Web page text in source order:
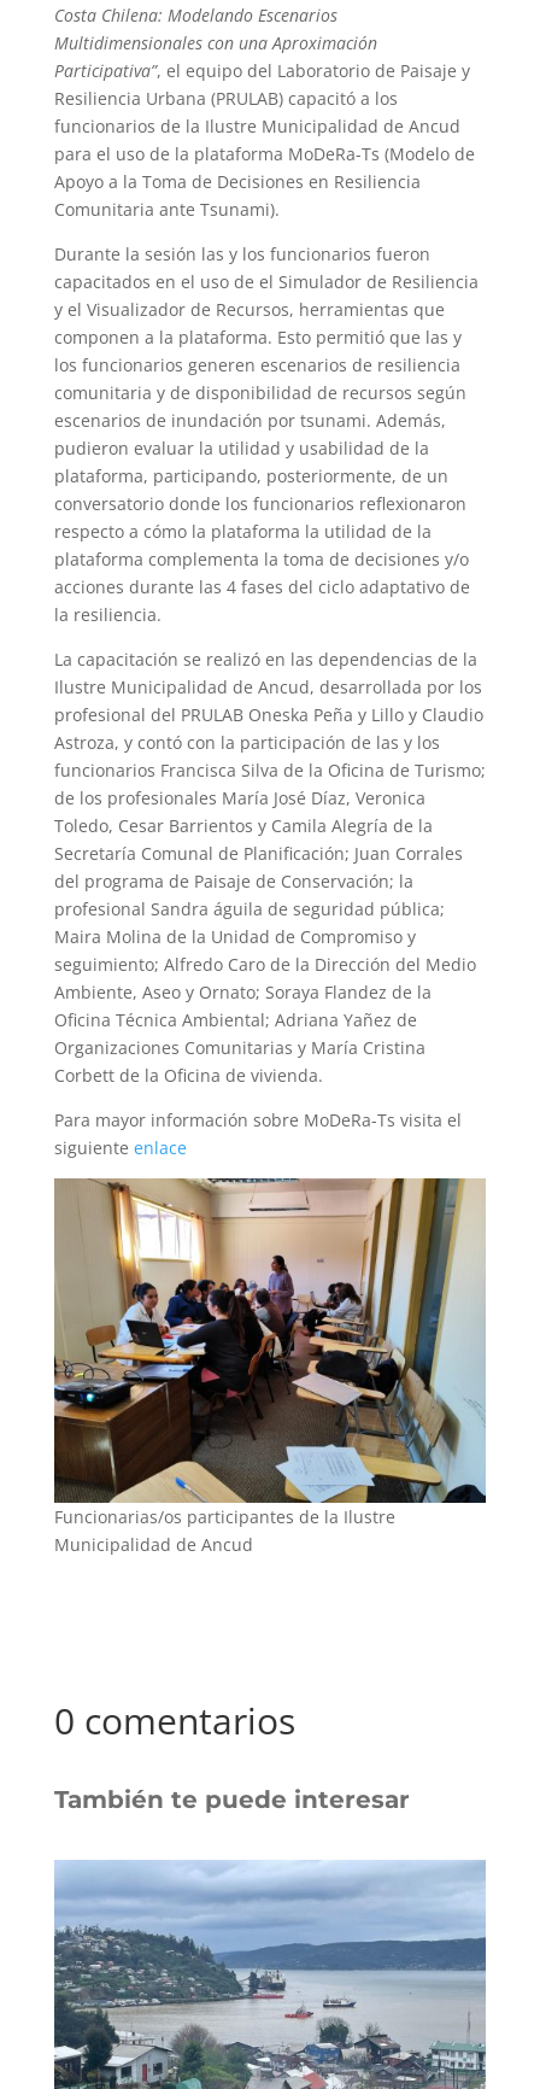
Costa Chilena: Modelando Escenarios
Multidimensionales con una Aproximación
Participativa”, el equipo del Laboratorio de Paisaje y
Resiliencia Urbana (PRULAB) capacitó a los
funcionarios de la Ilustre Municipalidad de Ancud
para el uso de la plataforma MoDeRa-Ts (Modelo de
Apoyo a la Toma de Decisiones en Resiliencia
Comunitaria ante Tsunami).
Durante la sesión las y los funcionarios fueron
capacitados en el uso de el Simulador de Resiliencia
y el Visualizador de Recursos, herramientas que
componen a la plataforma. Esto permitió que las y
los funcionarios generen escenarios de resiliencia
comunitaria y de disponibilidad de recursos según
escenarios de inundación por tsunami. Además,
pudieron evaluar la utilidad y usabilidad de la
plataforma, participando, posteriormente, de un
conversatorio donde los funcionarios reflexionaron
respecto a cómo la plataforma la utilidad de la
plataforma complementa la toma de decisiones y/o
acciones durante las 4 fases del ciclo adaptativo de
la resiliencia.
La capacitación se realizó en las dependencias de la
Ilustre Municipalidad de Ancud, desarrollada por los
profesional del PRULAB Oneska Peña y Lillo y Claudio
Astroza, y contó con la participación de las y los
funcionarios Francisca Silva de la Oficina de Turismo;
de los profesionales María José Díaz, Veronica
Toledo, Cesar Barrientos y Camila Alegría de la
Secretaría Comunal de Planificación; Juan Corrales
del programa de Paisaje de Conservación; la
profesional Sandra águila de seguridad pública;
Maira Molina de la Unidad de Compromiso y
seguimiento; Alfredo Caro de la Dirección del Medio
Ambiente, Aseo y Ornato; Soraya Flandez de la
Oficina Técnica Ambiental; Adriana Yañez de
Organizaciones Comunitarias y María Cristina
Corbett de la Oficina de vivienda.
Para mayor información sobre MoDeRa-Ts visita el
siguiente enlace
Funcionarias/os participantes de la Ilustre
Municipalidad de Ancud
0 comentarios
También te puede interesar